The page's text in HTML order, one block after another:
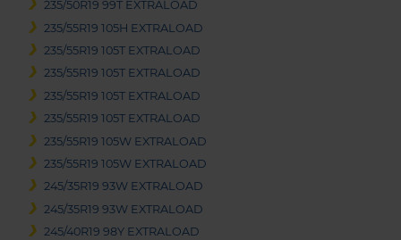
235/50R19 99T EXTRALOAD
235/55R19 105H EXTRALOAD
235/55R19 105T EXTRALOAD
235/55R19 105T EXTRALOAD
235/55R19 105T EXTRALOAD
235/55R19 105T EXTRALOAD
235/55R19 105W EXTRALOAD
235/55R19 105W EXTRALOAD
245/35R19 93W EXTRALOAD
245/35R19 93W EXTRALOAD
245/40R19 98Y EXTRALOAD